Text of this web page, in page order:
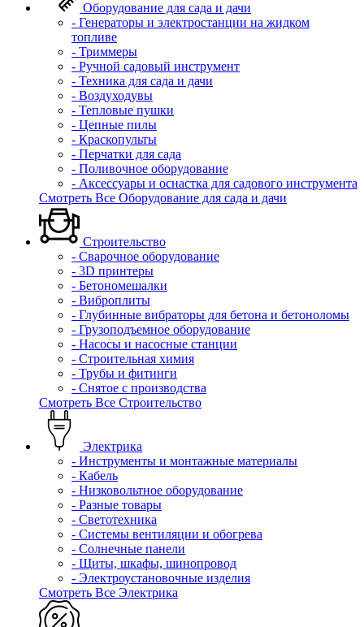
Оборудование для сада и дачи
- Генераторы и электростанции на жидком
топливе
- Триммеры
- Ручной садовый инструмент
- Техника для сада и дачи
- Воздуходувы
- Тепловые пушки
- Цепные пилы
- Краскопульты
- Перчатки для сада
- Поливочное оборудование
- Аксессуары и оснастка для садового инструмента
Смотреть Все Оборудование для сада и дачи
Строительство
- Сварочное оборудование
- 3D принтеры
- Бетономешалки
- Виброплиты
- Глубинные вибраторы для бетона и бетоноломы
- Грузоподъемное оборудование
- Насосы и насосные станции
- Строительная химия
- Трубы и фитинги
- Снятое с производства
Смотреть Все Строительство
Электрика
- Инструменты и монтажные материалы
- Кабель
- Низковольтное оборудование
- Разные товары
- Светотехника
- Системы вентиляции и обогрева
- Солнечные панели
- Щиты, шкафы, шинопровод
- Электроустановочные изделия
Смотреть Все Электрика